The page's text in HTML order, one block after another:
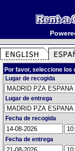
Por favor, seleccione los
Lugar de recogida
Lugar de entrega
Fecha de recogida
Fecha de entrega